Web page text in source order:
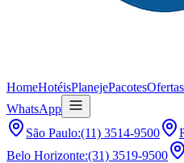
HomeHotéisPlanejePacotesOfertas
WhatsApp
São Paulo:(11) 3514-9500
Belo Horizonte:(31) 3519-9500